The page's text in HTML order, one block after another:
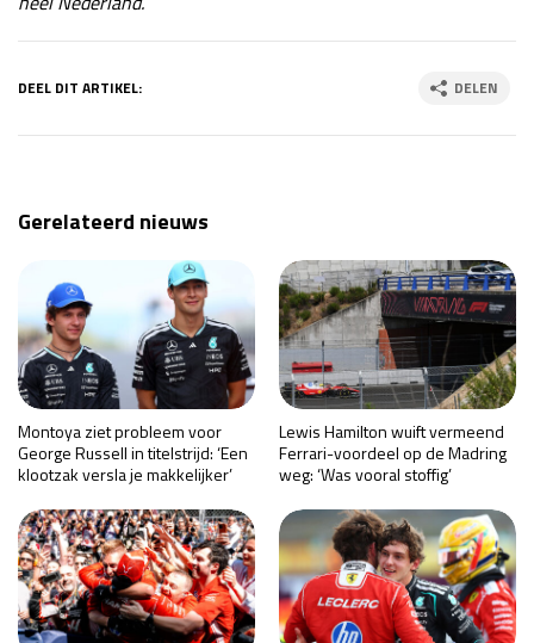
DEEL DIT ARTIKEL: DELEN
Gerelateerd nieuws
Montoya ziet probleem voor
George Russell in titelstrijd: ‘Een
klootzak versla je makkelijker’
Lewis Hamilton wuift vermeend
Ferrari-voordeel op de Madring
weg: ‘Was vooral stoffig’